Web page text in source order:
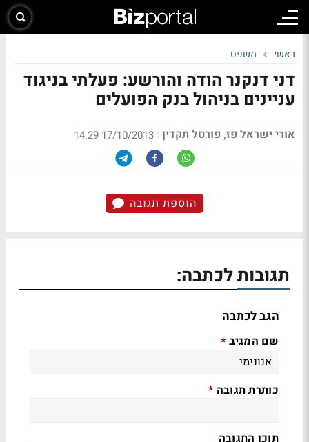
ראשי משפט
דני דנקנר הודה והורשע: פעלתי בניגוד
עניינים בניהול בנק הפועלים
אורי ישראל פז, פורטל תקדין |
17/10/2013 14:29
הוספת תגובה
תגובות לכתבה:
הגב לכתבה
שם המגיב *
כותרת תגובה *
תוכן התגובה